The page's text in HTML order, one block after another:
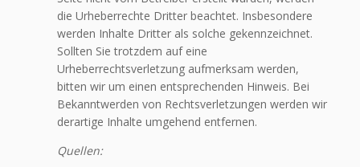
die Urheberrechte Dritter beachtet. Insbesondere
werden Inhalte Dritter als solche gekennzeichnet.
Sollten Sie trotzdem auf eine
Urheberrechtsverletzung aufmerksam werden,
bitten wir um einen entsprechenden Hinweis. Bei
Bekanntwerden von Rechtsverletzungen werden wir
derartige Inhalte umgehend entfernen.
Quellen: